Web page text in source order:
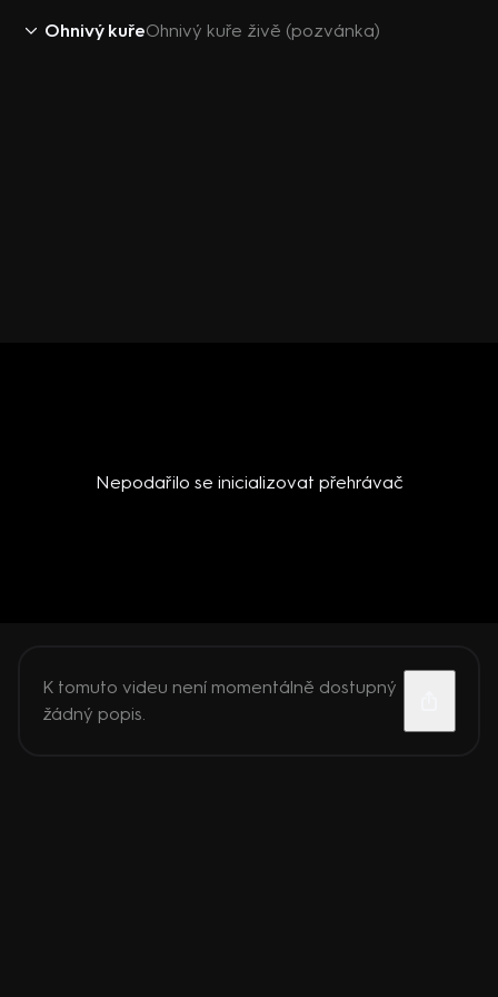
Ohnivý kuřeOhnivý kuře živě (pozvánka)
Nepodařilo se inicializovat přehrávač
K tomuto videu není momentálně dostupný
žádný popis.